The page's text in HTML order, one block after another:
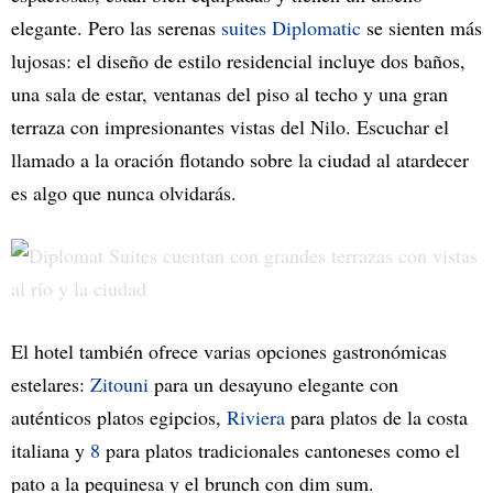
elegante. Pero las serenas suites Diplomatic se sienten más
lujosas: el diseño de estilo residencial incluye dos baños,
una sala de estar, ventanas del piso al techo y una gran
terraza con impresionantes vistas del Nilo. Escuchar el
llamado a la oración flotando sobre la ciudad al atardecer
es algo que nunca olvidarás.
El hotel también ofrece varias opciones gastronómicas
estelares: Zitouni para un desayuno elegante con
auténticos platos egipcios, Riviera para platos de la costa
italiana y 8 para platos tradicionales cantoneses como el
pato a la pequinesa y el brunch con dim sum.